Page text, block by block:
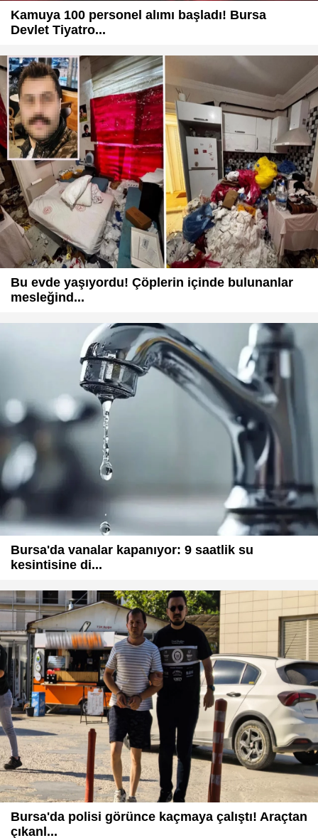
Kamuya 100 personel alımı başladı! Bursa
Devlet Tiyatro...
Bu evde yaşıyordu! Çöplerin içinde bulunanlar
mesleğind...
Bursa'da vanalar kapanıyor: 9 saatlik su
kesintisine di...
Bursa'da polisi görünce kaçmaya çalıştı! Araçtan
çıkanl...